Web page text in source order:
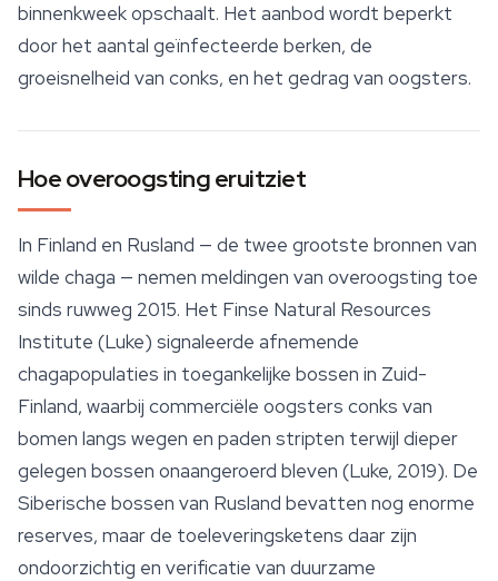
binnenkweek opschaalt. Het aanbod wordt beperkt
door het aantal geïnfecteerde berken, de
groeisnelheid van conks, en het gedrag van oogsters.
Hoe overoogsting eruitziet
In Finland en Rusland — de twee grootste bronnen van
wilde chaga — nemen meldingen van overoogsting toe
sinds ruwweg 2015. Het Finse Natural Resources
Institute (Luke) signaleerde afnemende
chagapopulaties in toegankelijke bossen in Zuid-
Finland, waarbij commerciële oogsters conks van
bomen langs wegen en paden stripten terwijl dieper
gelegen bossen onaangeroerd bleven (Luke, 2019). De
Siberische bossen van Rusland bevatten nog enorme
reserves, maar de toeleveringsketens daar zijn
ondoorzichtig en verificatie van duurzame